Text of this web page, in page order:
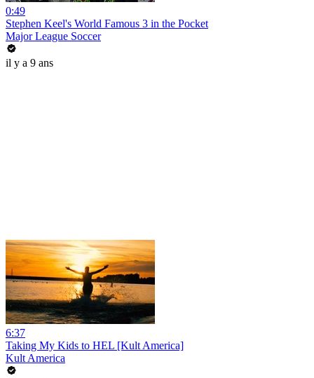
0:49
Stephen Keel's World Famous 3 in the Pocket
Major League Soccer
il y a 9 ans
6:37
Taking My Kids to HEL [Kult America]
Kult America